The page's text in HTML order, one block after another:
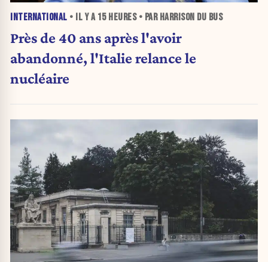
INTERNATIONAL • IL Y A 15 HEURES• PAR HARRISON DU BUS
Près de 40 ans après l'avoir
abandonné, l'Italie relance le
nucléaire